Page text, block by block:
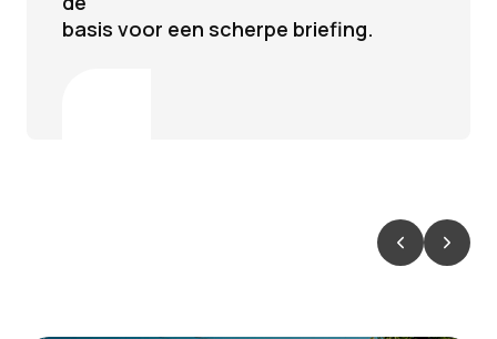
basis voor een scherpe briefing.